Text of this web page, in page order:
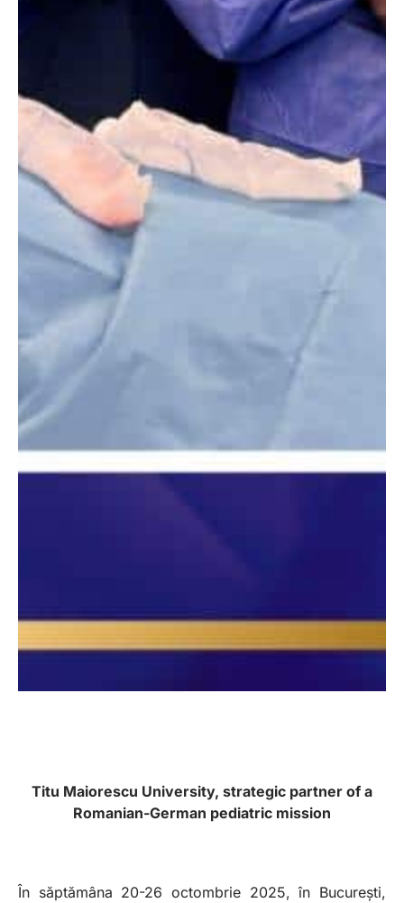
Titu Maiorescu University, strategic partner of a
Romanian-German pediatric mission
În săptămâna 20-26 octombrie 2025, în București,